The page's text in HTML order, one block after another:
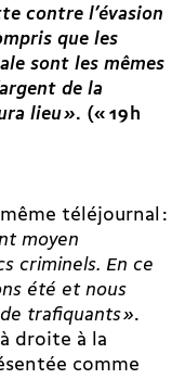
contre l’évasion
que les
sont les mêmes
de la
lieu ». (« 19 h
téléjournal :
moyen
criminels. En ce
été et nous
trafiquants».
droite à la
comme